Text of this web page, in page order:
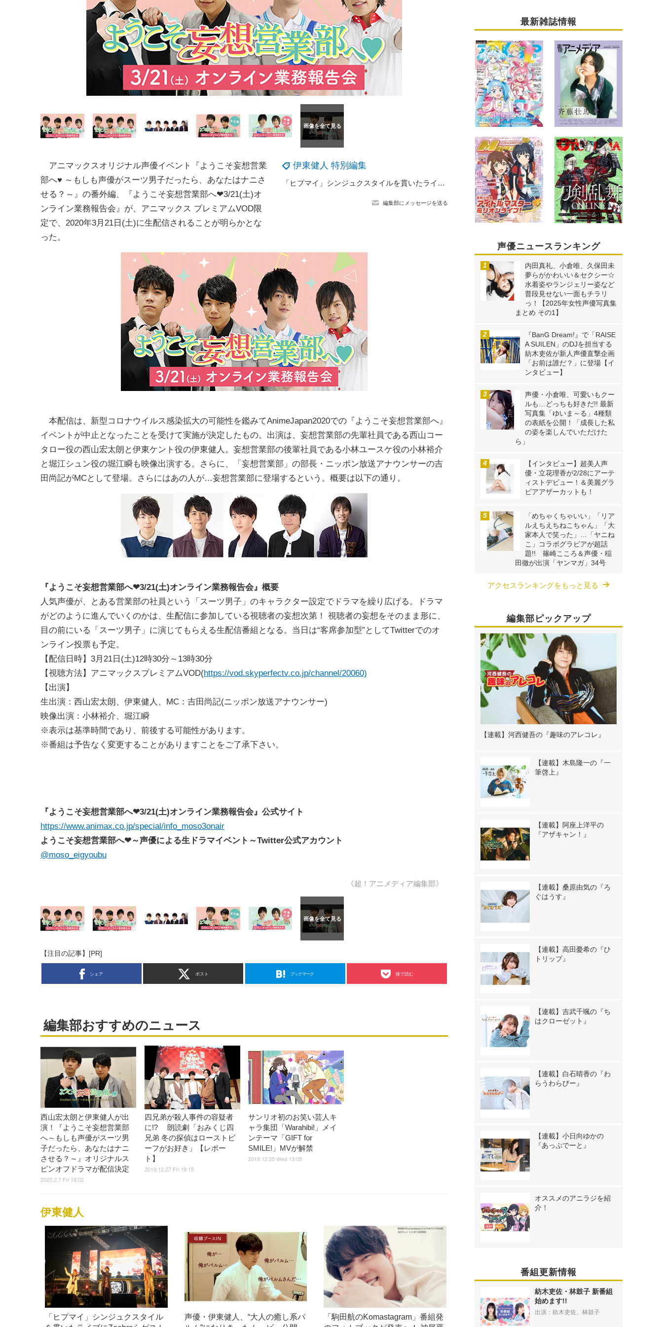
伊東健人 特別編集
「ヒプマイ」シンジュクスタイルを貫いたライブにZeebraらゲストも登場！ “麻天狼”公演DAY1・DAY2＆楽屋裏レポ
編集部にメッセージを送る
アニマックスオリジナル声優イベント『ようこそ妄想営業
部へ♥ ～もしも声優がスーツ男子だったら、あなたはナニさ
せる？～』の番外編、『ようこそ妄想営業部へ❤3/21(土)オ
ンライン業務報告会』が、アニマックス プレミアムVOD限
定で、2020年3月21日(土)に生配信されることが明らかとな
った。
本配信は、新型コロナウイルス感染拡大の可能性を鑑みてAnimeJapan2020での『ようこそ妄想営業部へ』
イベントが中止となったことを受けて実施が決定したもの。出演は、妄想営業部の先輩社員である西山コー
タロー役の西山宏太朗と伊東ケント役の伊東健人。妄想営業部の後輩社員である小林ユースケ役の小林裕介
と堀江シュン役の堀江瞬も映像出演する。さらに、「妄想営業部」の部長・ニッポン放送アナウンサーの吉
田尚記がMCとして登場。さらにはあの人が…妄想営業部に登場するという。概要は以下の通り。
『ようこそ妄想営業部へ❤3/21(土)オンライン業務報告会』概要
人気声優が、とある営業部の社員という「スーツ男子」のキャラクター設定でドラマを繰り広げる。ドラマ
がどのように進んでいくのかは、生配信に参加している視聴者の妄想次第！ 視聴者の妄想をそのまま形に、
目の前にいる「スーツ男子」に演じてもらえる生配信番組となる。当日は“客席参加型”としてTwitterでのオ
ンライン投票も予定。
【配信日時】3月21日(土)12時30分～13時30分
【視聴方法】アニマックスプレミアムVOD(https://vod.skyperfectv.co.jp/channel/20060)
【出演】
生出演：西山宏太朗、伊東健人、MC：吉田尚記(ニッポン放送アナウンサー)
映像出演：小林裕介、堀江瞬
※表示は基準時間であり、前後する可能性があります。
※番組は予告なく変更することがありますことをご了承下さい。
『ようこそ妄想営業部へ❤3/21(土)オンライン業務報告会』公式サイト
https://www.animax.co.jp/special/info_moso3onair
ようこそ妄想営業部へ❤～声優による生ドラマイベント～Twitter公式アカウント
@moso_eigyoubu
《超！アニメディア編集部》
【注目の記事】[PR]
シェア ポスト ブックマーク 後で読む
編集部おすすめのニュース
西山宏太朗と伊東健人が出
演！『ようこそ妄想営業部
へ～もしも声優がスーツ男
子だったら、あなたはナニ
させる？～』オリジナルス
ピンオフドラマが配信決定
2020.2.7 Fri 18:02
四兄弟が殺人事件の容疑者
に!? 朗読劇「おみくじ四
兄弟 冬の探偵はローストビ
ーフがお好き」【レポー
ト】
2019.12.27 Fri 19:15
サンリオ初のお笑い芸人キ
ャラ集団「Warahibi!」メイ
ンテーマ「GIFT for
SMILE!」MVが解禁
2019.12.25 Wed 13:05
伊東健人
「ヒプマイ」シンジュクスタイル
声優・伊東健人、“大人の癒し系パ
「駒田航のKomastagram」番組発
最新雑誌情報
声優ニュースランキング
内田真礼、小倉唯、久保田未
夢らがかわいい＆セクシー☆
水着姿やランジェリー姿など
普段見せない一面もチラリ
っ！【2025年女性声優写真集
まとめ その1】
『BanG Dream!』で「RAISE
A SUILEN」のDJを担当する
紡木吏佐が新人声優直撃企画
「お前は誰だ？」に登場【イ
ンタビュー】
声優・小倉唯、可愛いもクー
ルも…どっちも好きだ!! 最新
写真集「ゆいま～る」4種類
の表紙を公開！「成長した私
の姿を楽しんでいただけた
ら」
【インタビュー】超美人声
優・立花理香が2/28にアーテ
ィストデビュー！＆美麗グラ
ビアアザーカットも！
「めちゃくちゃいい」「リア
ルえちえちねこちゃん」「大
家本人で笑った」…「ヤニね
こ」コラボグラビアが超話
題!! 篠崎こころ＆声優・稲
田徹が出演「ヤンマガ」34号
アクセスランキングをもっと見る
編集部ピックアップ
【連載】河西健吾の『趣味のアレコレ』
【連載】木島隆一の『一
筆啓上』
【連載】阿座上洋平の
『アザキャン！』
【連載】桑原由気の『ろ
ぐはうす』
【連載】高田憂希の『ひ
トリップ』
【連載】吉武千颯の『ち
はクローゼット』
【連載】白石晴香の『わ
らうわらびー』
【連載】小日向ゆかの
『あっぷでーと』
オススメのアニラジを紹
介！
番組更新情報
紡木吏佐・林鼓子 新番組
始めます!!
出演：紡木吏佐、林鼓子